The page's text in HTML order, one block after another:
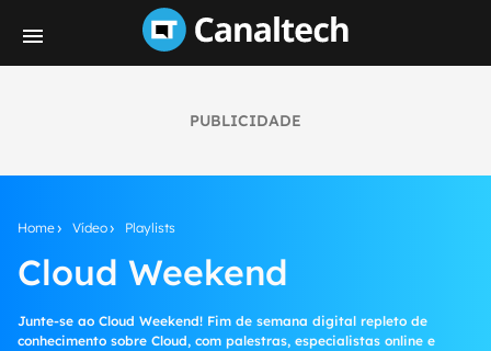
PUBLICIDADE
Home Vídeo Playlists
Cloud Weekend
Junte-se ao Cloud Weekend! Fim de semana digital repleto de
conhecimento sobre Cloud, com palestras, especialistas online e